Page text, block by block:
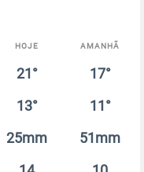
HOJE AMANHÃ
21° 17°
13° 11°
25mm 51mm